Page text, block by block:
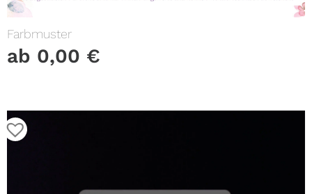
Farbmuster
ab 0,00 €